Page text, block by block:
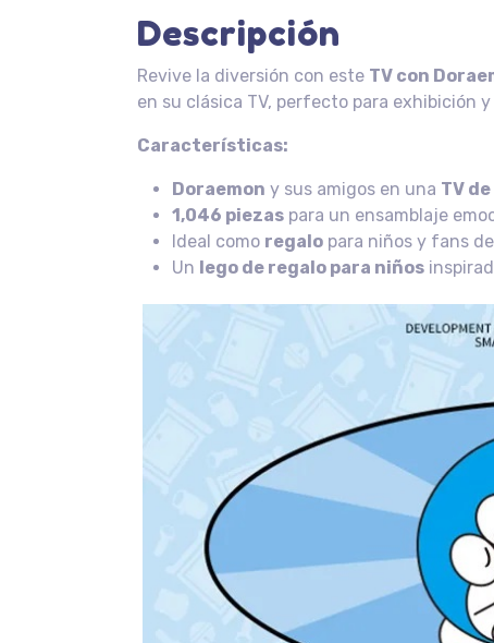
Descripción
Revive la diversión con este TV con
en su clásica TV, perfecto para exhibición
Características:
Doraemon y sus amigos en una TV
1,046 piezas para un ensamblaje
Ideal como regalo para niños y fans de
Un lego de regalo para niños